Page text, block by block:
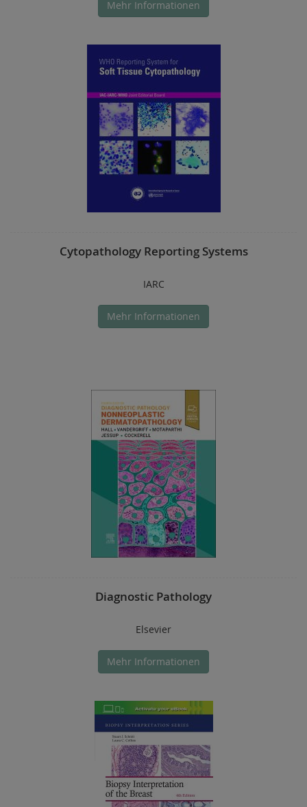
Mehr Informationen
Cytopathology Reporting Systems
IARC
Mehr Informationen
Diagnostic Pathology
Elsevier
Mehr Informationen